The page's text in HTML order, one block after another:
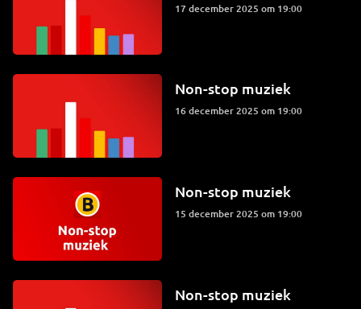
17 december 2025 om 19:00
Non-stop muziek
16 december 2025 om 19:00
Non-stop muziek
15 december 2025 om 19:00
Non-stop muziek